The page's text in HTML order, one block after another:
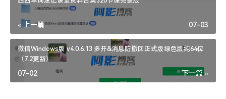
« 上一篇 07-03
微信Windows版 v4.0.6.13 多开&消息防撤回正式版绿色版纯64位
（7.2更新）
下一篇 »
07-02